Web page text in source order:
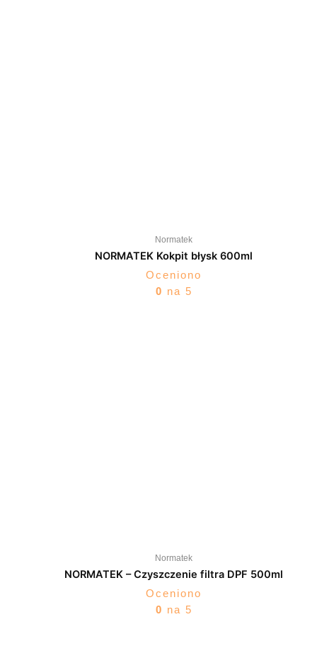
Normatek
NORMATEK Kokpit błysk 600ml
Oceniono
0 na 5
Normatek
NORMATEK – Czyszczenie filtra DPF 500ml
Oceniono
0 na 5